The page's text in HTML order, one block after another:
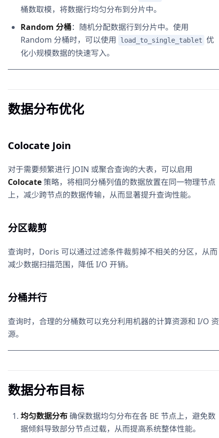
桶数取模，将数据行均匀分布到分片中。
Random 分桶：随机分配数据行到分片中。使用
Random 分桶时，可以使用
load_to_single_tablet
优
化小规模数据的快速写入。
数据分布优化
Colocate Join
对于需要频繁进行 JOIN 或聚合查询的大表，可以启用
Colocate策略，将相同分桶列值的数据放置在同一物理节点
上，减少跨节点的数据传输，从而显著提升查询性能。
分区裁剪
查询时，Doris 可以通过过滤条件裁剪掉不相关的分区，从而
减少数据扫描范围，降低 I/O 开销。
分桶并行
查询时，合理的分桶数可以充分利用机器的计算资源和 I/O 资
源。
数据分布目标
均匀数据分布确保数据均匀分布在各 BE 节点上，避免数
据倾斜导致部分节点过载，从而提高系统整体性能。